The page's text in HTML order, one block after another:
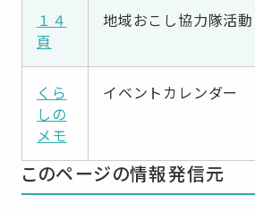
１４
頁
地域おこし協力隊活
くら
しの
メモ
イベントカレンダー
このページの情報発信元